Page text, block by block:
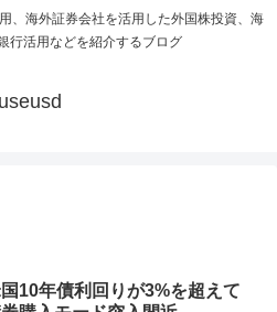
、海外証券会社を活用した外国株投資、海
行活用などを紹介するブログ
useusd
10年債利回りが3%を超えて